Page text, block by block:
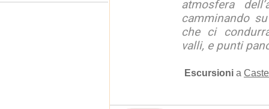
atmosfera
camminando
che ci
valli, e punti
Escursioni a